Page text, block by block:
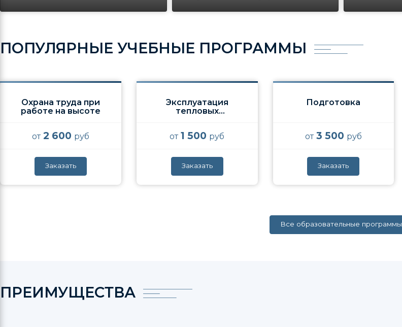
ПОПУЛЯРНЫЕ УЧЕБНЫЕ ПРОГРАММЫ
Охрана труда при
работе на высоте
от2 600 руб
Заказать
Эксплуатация
тепловых
от1 500 руб
Заказать
Подготовка
от3 500 руб
Заказать
Все образовательные программы
ПРЕИМУЩЕСТВА